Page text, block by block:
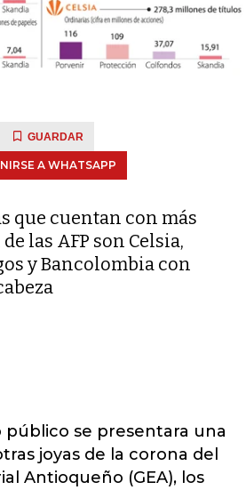
GUARDAR
A WHATSAPP
que cuentan con más
las AFP son Celsia,
y Bancolombia con
público se presentara una
joyas de la corona del
Antioqueño (GEA), los